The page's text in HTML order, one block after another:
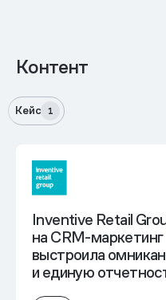
Контент
Кейс 1
Inventive Retail
на CRM-маркетинг
выстроила
и единую